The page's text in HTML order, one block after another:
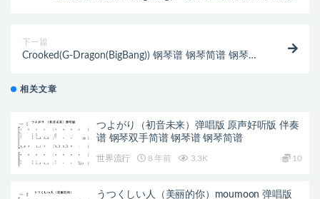
下一篇
Crooked(G-Dragon(BigBang)) 钢琴谱 钢琴简谱 钢琴双
相关文章
つよがり（初音未来）弹唱版 原声好听版 伴奏
谱 钢琴双手简谱 钢琴谱 钢琴简谱
世界流行 8 年前 3.3K 10
うつくしい人（美丽的你）moumoon 弹唱版